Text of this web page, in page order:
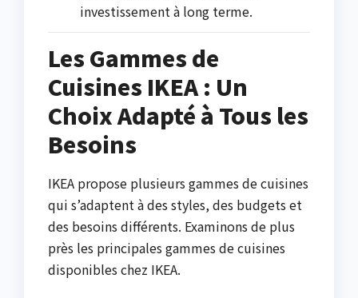
investissement à long terme.
Les Gammes de
Cuisines IKEA : Un
Choix Adapté à Tous les
Besoins
IKEA propose plusieurs gammes de cuisines
qui s’adaptent à des styles, des budgets et
des besoins différents. Examinons de plus
près les principales gammes de cuisines
disponibles chez IKEA.